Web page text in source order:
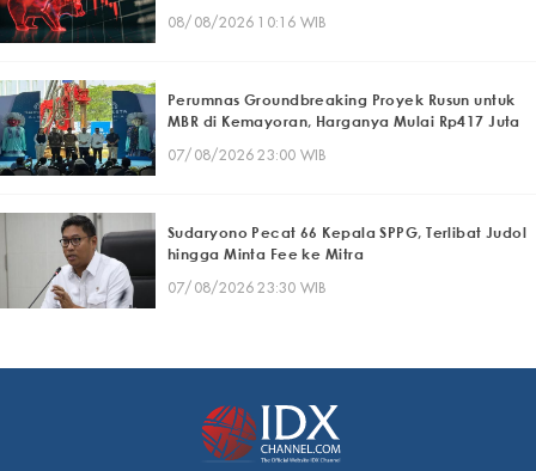
08/08/2026 10:16 WIB
Perumnas Groundbreaking Proyek Rusun untuk
MBR di Kemayoran, Harganya Mulai Rp417 Juta
07/08/2026 23:00 WIB
Sudaryono Pecat 66 Kepala SPPG, Terlibat Judol
hingga Minta Fee ke Mitra
07/08/2026 23:30 WIB